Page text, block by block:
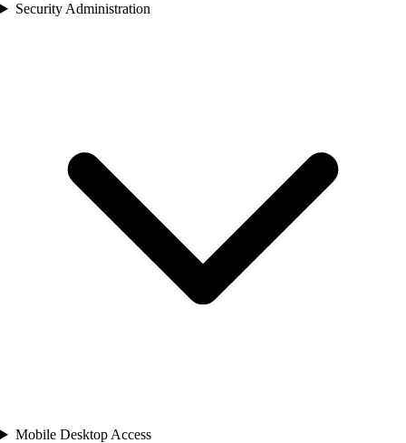
Security Administration
Mobile Desktop Access